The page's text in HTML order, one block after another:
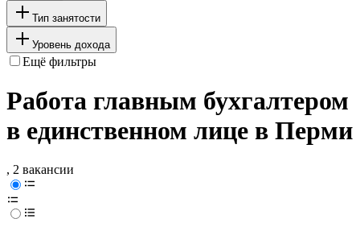
Тип занятости
Уровень дохода
Ещё фильтры
Работа главным бухгалтером
в единственном лице в Перми
, 2 вакансии